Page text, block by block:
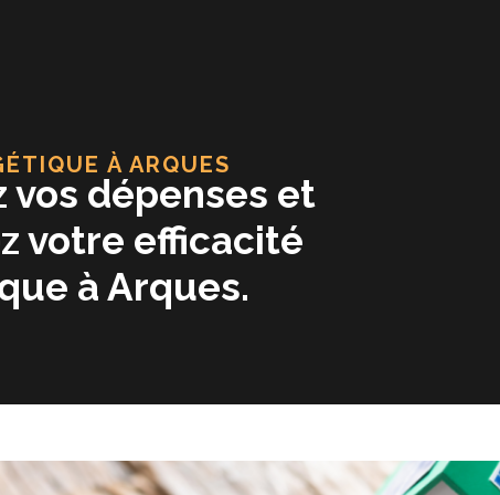
À ARQUES
vos dépenses et
votre efficacité
à Arques.